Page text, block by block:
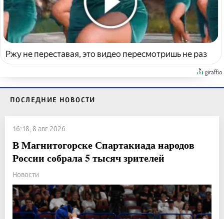
Ржу не переставая, это видео пересмотришь не раз
ПОСЛЕДНИЕ НОВОСТИ
16:18, 8 авг 2026
В Магнитогорске Спартакиада народов
России собрала 5 тысяч зрителей
Новости